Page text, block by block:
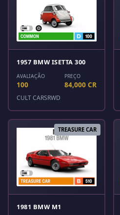
1957 BMW ISETTA 300
AVALIAÇÃO
100
PREÇO
84,000 CR
CULT CARSRWD
TREASURE CAR
1981 BMW M1